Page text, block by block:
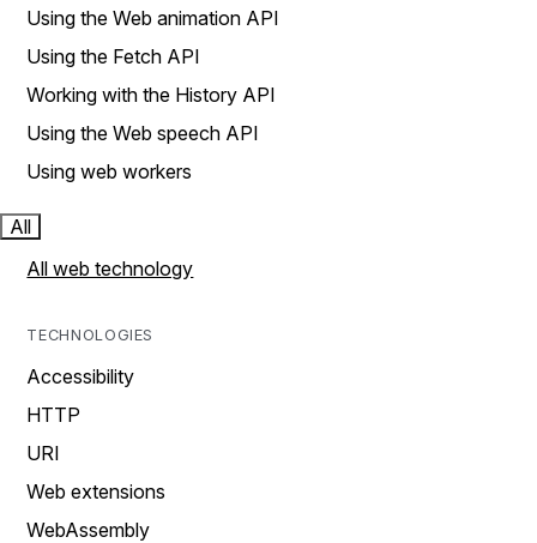
Using the Web animation API
Using the Fetch API
Working with the History API
Using the Web speech API
Using web workers
All
All web technology
TECHNOLOGIES
Accessibility
HTTP
URI
Web extensions
WebAssembly